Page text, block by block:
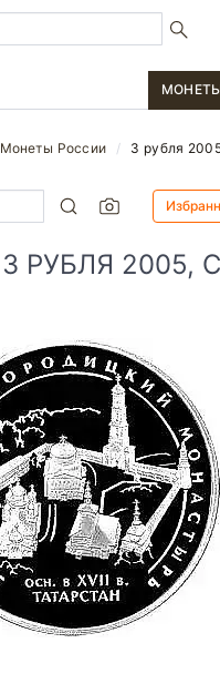
Монеты России 3 рубля
3 РУБЛЯ 2005,